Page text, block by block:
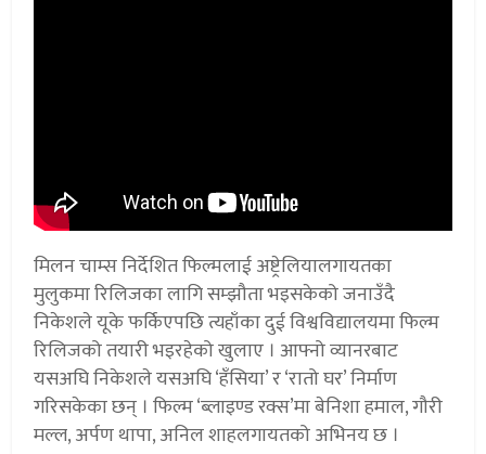
मिलन चाम्स निर्देशित फिल्मलाई अष्ट्रेलियालगायतका
मुलुकमा रिलिजका लागि सम्झौता भइसकेको जनाउँदै
निकेशले यूके फर्किएपछि त्यहाँका दुई विश्वविद्यालयमा फिल्म
रिलिजको तयारी भइरहेको खुलाए । आफ्नो व्यानरबाट
यसअघि निकेशले यसअघि ‘हँसिया’ र ‘रातो घर’ निर्माण
गरिसकेका छन् । फिल्म ‘ब्लाइण्ड रक्स’मा बेनिशा हमाल, गौरी
मल्ल, अर्पण थापा, अनिल शाहलगायतको अभिनय छ ।